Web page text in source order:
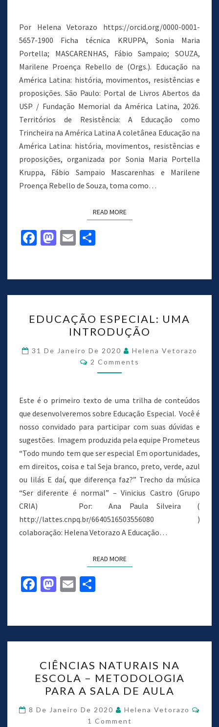
Por Helena Vetorazo https://orcid.org/0000-0001-
5657-1900 Ficha técnica KRUPPA, Sonia Maria
Portella; MASCARENHAS, Fábio Sampaio; SOUZA,
Marilene Proença Rebello de (Orgs.). Educação na
América Latina: história, movimentos, resistências e
proposições. São Paulo: Portal de Livros Abertos da
USP / Fundação Memorial da América Latina, 2026.
Territórios de Resistência: A Educação como
Trincheira na América Latina A coletânea Educação na
América Latina: história, movimentos, resistências e
proposições, organizada por Sonia Maria Portella
Kruppa, Fábio Sampaio Mascarenhas e Marilene
Proença Rebello de Souza, toma como…
READ MORE
Fa
o
o
k
M
d
o
n
E
l
e
EDUCAÇÃO ESPECIAL: UMA
INTRODUÇÃO
31 De Janeiro De 2020
Helena Vetorazo
2 Comments
Este é o primeiro texto de uma trilha de conteúdos
que desenvolveremos sobre Educação Especial. Você é
nosso convidado para participar com suas dúvidas e
sugestões. Imagem produzida pela equipe Prometeus
“Todo mundo tem que ser especial Em oportunidades,
em direitos, coisa e tal Seja branco, preto, verde, azul
ou lilás E daí, que diferença faz?” Trecho da música
“Ser diferente é normal” – Vinicius Castro (Grupo
CRIA) Por: Ana Paula Silveira (
http://lattes.cnpq.br/6640516503556080 )
colaboração: Helena Vetorazo A Educação…
READ MORE
Fa
o
o
k
M
d
o
n
E
l
e
CIÊNCIAS NATURAIS NA
ESCOLA – METODOLOGIA
PARA A SALA DE AULA
8 De Janeiro De 2020
Helena Vetorazo
1 Comment